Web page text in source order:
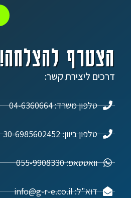
הצטרף להצלחה!
דרכים ליצירת קשר:
טלפון משרד: 04-6360664
טלפון ביוון: 30-6985602452
וואטסאפ: 055-9908330
דוא"ל: info@g-r-e.co.il